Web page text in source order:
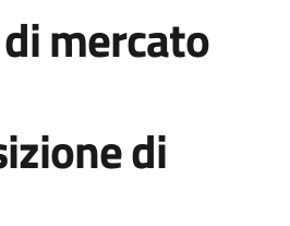
mercato
di